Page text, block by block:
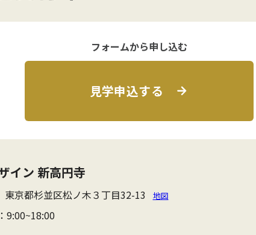
フォームから申し込む
見学申込する
イン 新高円寺
東京都杉並区松ノ木３丁目32-13 地図
9:00~18:00